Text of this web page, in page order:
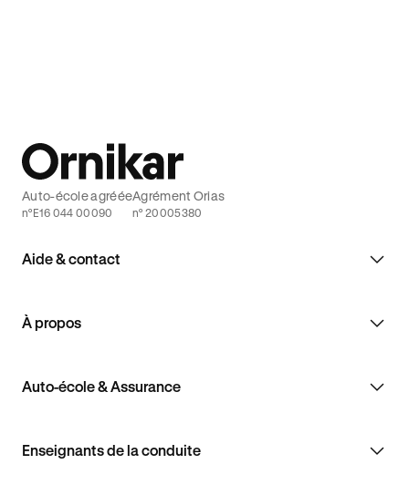
Aide & contact
À propos
Auto-école & Assurance
Enseignants de la conduite
Auto-école agréée
n°E16 044 00090
Agrément Orias
n° 20005380